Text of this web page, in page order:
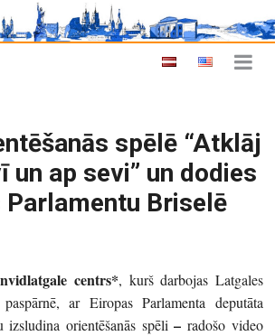
spēlē “Atklāj
un ap sevi” un dodies
Parlamentu Briselē
centrs*, kurš darbojas Latgales
ar Eiropas Parlamenta deputāta
izsludina orientēšanās spēli– radošo video